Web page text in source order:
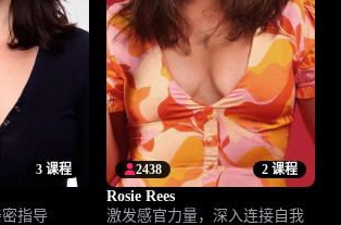
3 课程
指导
2 课程
2438
Rosie Rees
激发感官力量，深入连接自我